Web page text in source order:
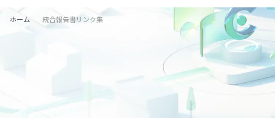
ホーム 統合報告書リンク集
建設業